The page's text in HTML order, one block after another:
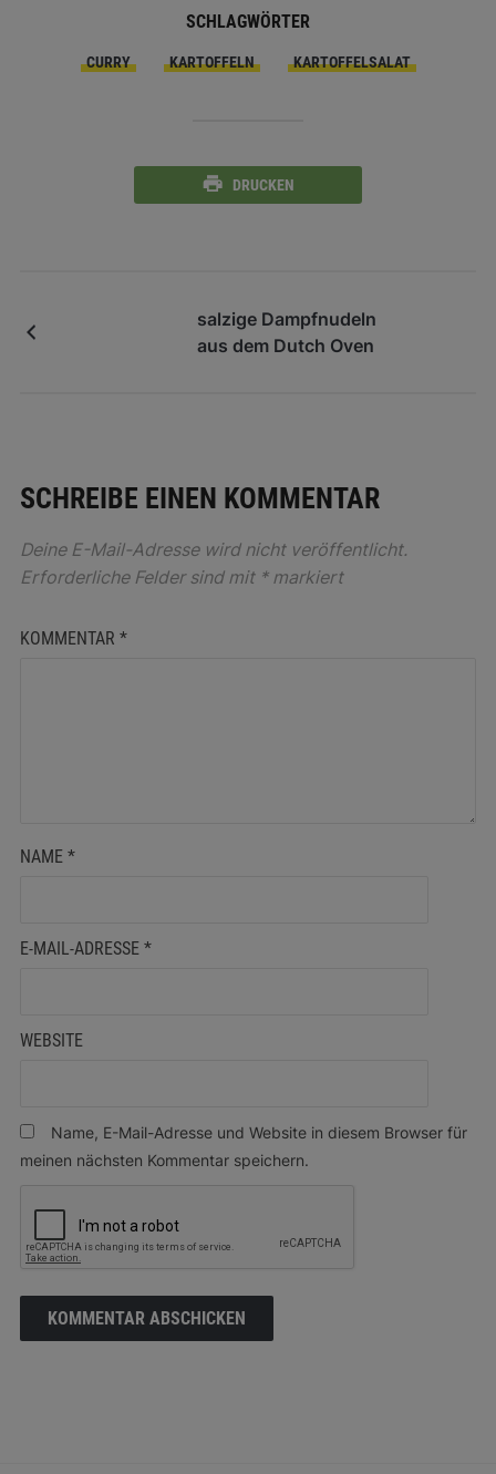
SCHLAGWÖRTER
CURRY KARTOFFELN KARTOFFELSALAT
DRUCKEN
salzige Dampfnudeln
aus dem Dutch Oven
SCHREIBE EINEN KOMMENTAR
Deine E-Mail-Adresse wird nicht veröffentlicht.
Erforderliche Felder sind mit *markiert
KOMMENTAR *
NAME *
E-MAIL-ADRESSE *
WEBSITE
Name, E-Mail-Adresse und Website in diesem Browser für
meinen nächsten Kommentar speichern.